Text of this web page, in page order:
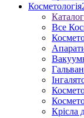
Косметологія
Каталог
Все
Крісла